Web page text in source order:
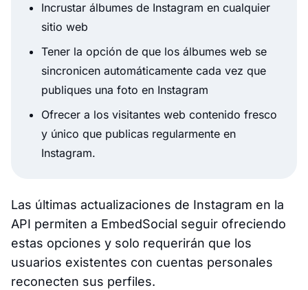
Incrustar álbumes de Instagram en cualquier
sitio web
Tener la opción de que los álbumes web se
sincronicen automáticamente cada vez que
publiques una foto en Instagram
Ofrecer a los visitantes web contenido fresco
y único que publicas regularmente en
Instagram.
Las últimas actualizaciones de Instagram en la
API permiten a EmbedSocial seguir ofreciendo
estas opciones y solo requerirán que los
usuarios existentes con cuentas personales
reconecten sus perfiles.